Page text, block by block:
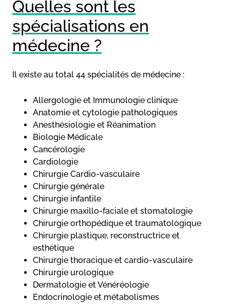
Quelles sont les
spécialisations en
médecine ?
Il existe au total 44 spécialités de médecine :
Allergologie et Immunologie clinique
Anatomie et cytologie pathologiques
Anesthésiologie et Réanimation
Biologie Médicale
Cancérologie
Cardiologie
Chirurgie Cardio-vasculaire
Chirurgie générale
Chirurgie infantile
Chirurgie maxillo-faciale et stomatologie
Chirurgie orthopédique et traumatologique
Chirurgie plastique, reconstructrice et
esthétique
Chirurgie thoracique et cardio-vasculaire
Chirurgie urologique
Dermatologie et Vénéréologie
Endocrinologie et métabolismes